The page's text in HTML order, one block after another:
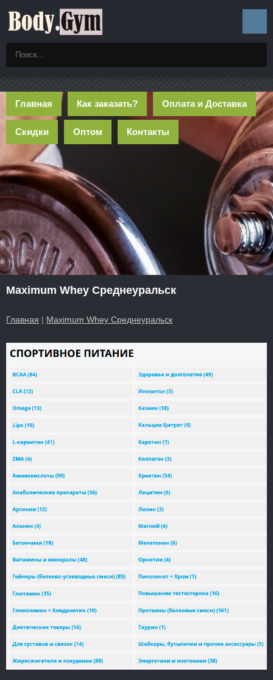
Главная Как заказать? Оплата и Доставка
Скидки Оптом Контакты
Maximum Whey Среднеуральск
Главная | Maximum Whey Среднеуральск